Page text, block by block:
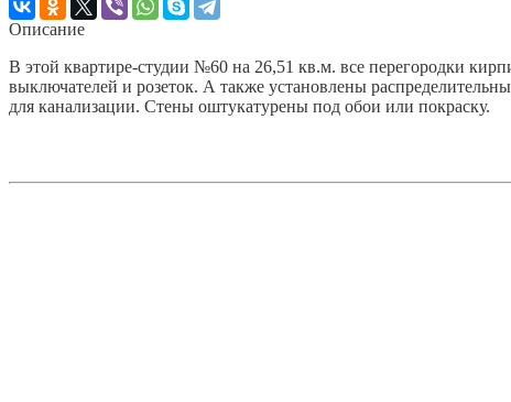
Описание
В этой квартире-студии №60 на 26,51 кв.м. все перегородки
выключателей и розеток. А также установлены
для канализации. Стены оштукатурены под обои или покраску.